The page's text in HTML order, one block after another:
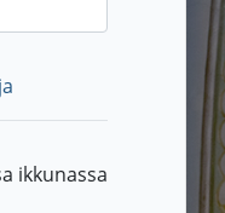
ikkunassa